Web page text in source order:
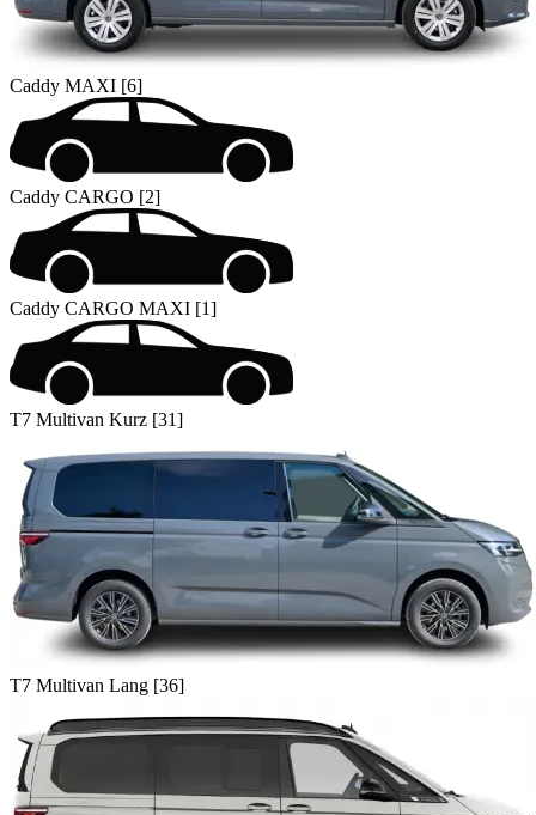
Caddy MAXI [6]
Caddy CARGO [2]
Caddy CARGO MAXI [1]
T7 Multivan Kurz [31]
T7 Multivan Lang [36]